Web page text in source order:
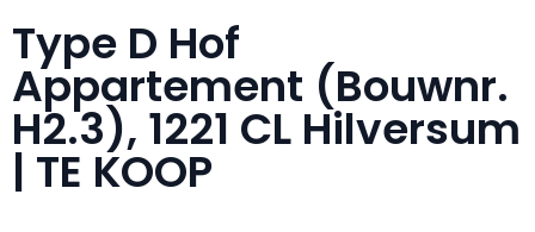
Type D Hof
Appartement (Bouwnr.
H2.3), 1221 CL Hilversum
| TE KOOP